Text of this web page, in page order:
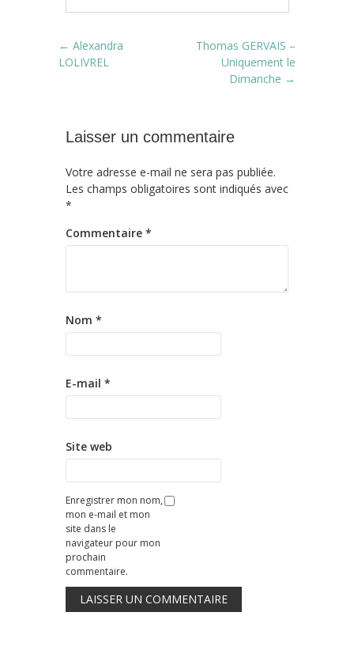
Post navigation
← Alexandra
LOLIVREL
Thomas GERVAIS –
Uniquement le
Dimanche →
Laisser un commentaire
Votre adresse e-mail ne sera pas publiée.
Les champs obligatoires sont indiqués avec
*
Commentaire *
Nom *
E-mail *
Site web
Enregistrer mon nom,
mon e-mail et mon
site dans le
navigateur pour mon
prochain
commentaire.